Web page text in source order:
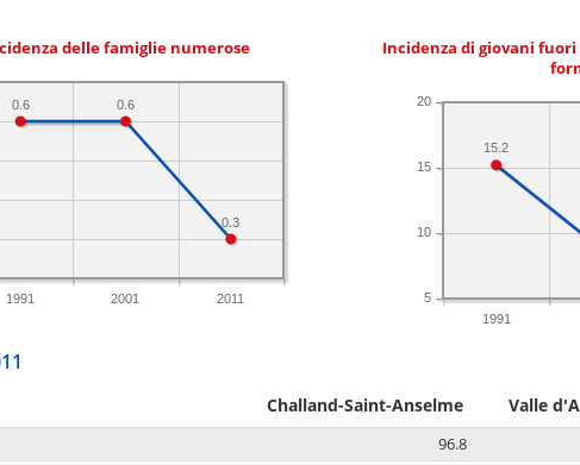
delle famiglie numerose
1991 2001 2011
0.3
0.6
0.6
Incidenza di giovani
1991
5
10
15
20
15.2
Challand-Saint-Anselme Valle
96.8